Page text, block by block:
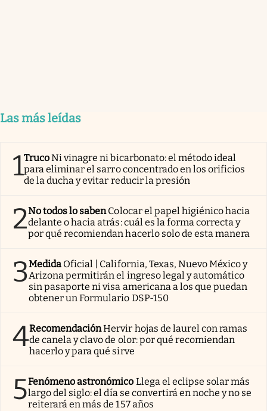
Las más leídas
1TrucoNi vinagre ni bicarbonato: el método ideal
para eliminar el sarro concentrado en los orificios
de la ducha y evitar reducir la presión
2No todos lo sabenColocar el papel higiénico hacia
delante o hacia atrás: cuál es la forma correcta y
por qué recomiendan hacerlo solo de esta manera
3Medida Oficial | California, Texas, Nuevo México y
Arizona permitirán el ingreso legal y automático
sin pasaporte ni visa americana a los que puedan
obtener un Formulario DSP-150
4RecomendaciónHervir hojas de laurel con ramas
de canela y clavo de olor: por qué recomiendan
hacerlo y para qué sirve
5Fenómeno astronómico Llega el eclipse solar más
largo del siglo: el día se convertirá en noche y no se
reiterará en más de 157 años